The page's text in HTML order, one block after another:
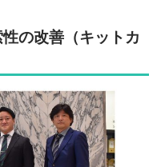
の改善（キットカ